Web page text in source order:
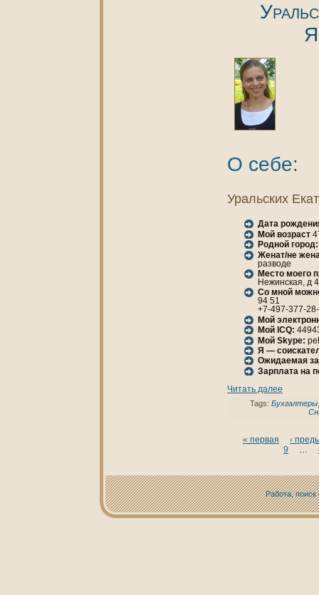
О себе:
Уральских
Дата
Мой возраст
Родной город:
Женaт/не
разводе
Место моего
Нежинская, д
Со мной
94 51
+7-497-377-
Мой
Мой ICQ:
Мой Skype:
Я —
Ожидаемая
Зарплата нa
Читать далее
Tags: Бухгалтеры
« первая
‹
9
Работа, поиск